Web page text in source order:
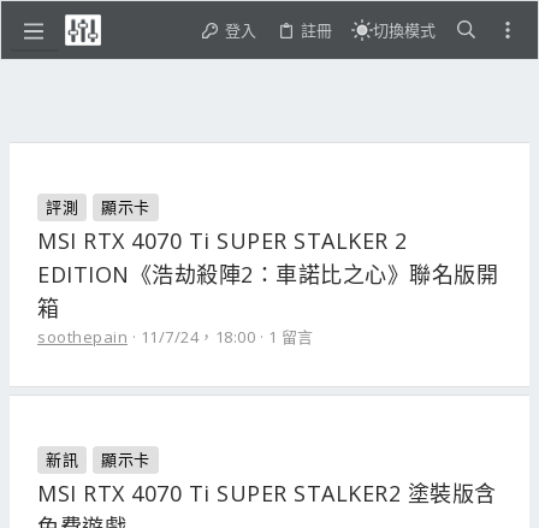
登入 註冊 切換模式
評測 顯示卡
MSI RTX 4070 Ti SUPER STALKER 2
EDITION《浩劫殺陣2：車諾比之心》聯名版開
箱
soothepain 11/7/24，18:00 1 留言
新訊 顯示卡
MSI RTX 4070 Ti SUPER STALKER2 塗裝版含